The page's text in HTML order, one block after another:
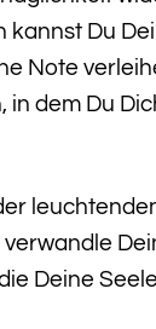
kannst Du
Note
in dem Du
Deine